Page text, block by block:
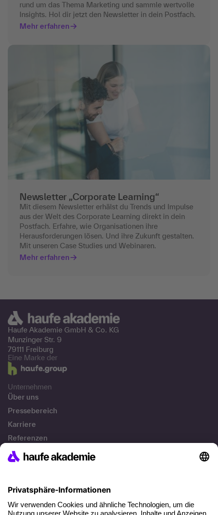
rund um das Thema Marketing und sammle wertvolle
Insights. Hol dir jetzt den Newsletter in dein Postfach.
Mehr erfahren
Newsletter „Corporate Learning“
Mit diesem Newsletter erhälst du Trends und Impulse
aus der Welt des Corporate Learning direkt in dein
Postfach. Erfahre, wie Organisationen ihre
Herausforderungen lösen. Und ihre Zukunft gestalten.
Mit unseren Case Studies und Webinaren.
Mehr erfahren
Haufe Akademie GmbH & Co. KG
Munzinger Str. 9
79111 Freiburg
Eine Marke der
Unternehmen
Über uns
Pressebereich
Karriere
Referenzen
Soziale Verantwortung
Fakten
Persönliche Weiterbildung
Kontakt & Support